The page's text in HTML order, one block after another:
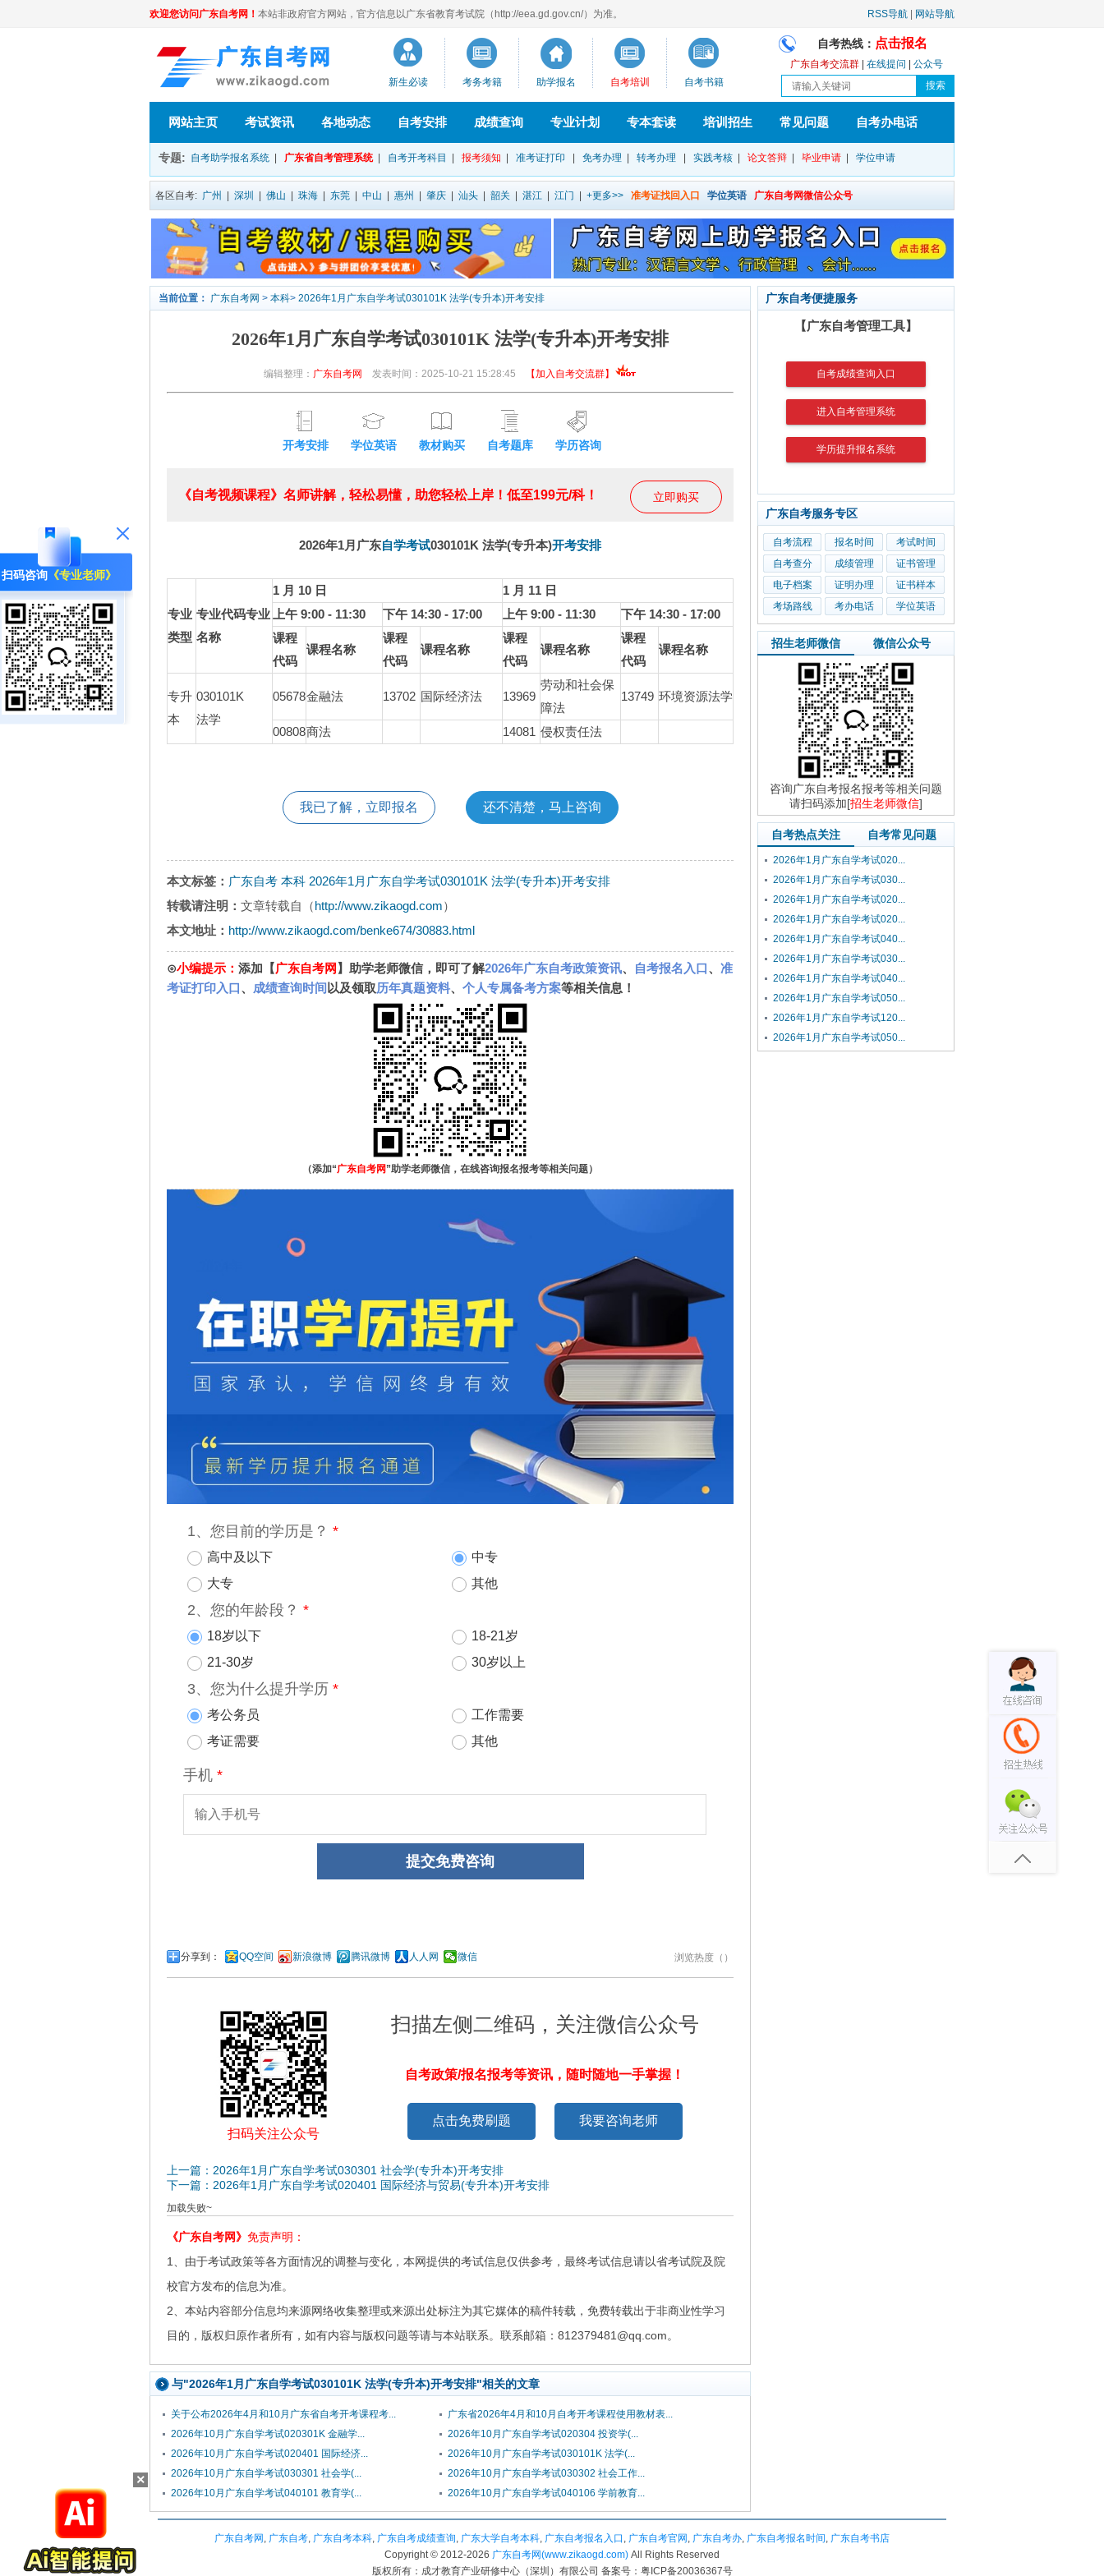
扫码咨询 《专业老师》
×
欢迎您访问广东自考网！ 本站非政府官方网站，官方信息以广东省教育考试院（http://eea.gd.gov.cn/）为准。 RSS导航 网站导航
新生必读 考务考籍 助学报名 自考培训 自考书籍
自考热线： 点击报名
广东自考交流群 在线提问 公众号
网站主页 考试资讯 各地动态 自考安排 成绩查询 专业计划 专本套读 培训招生 常见问题 自考办电话
专题: 自考助学报名系统 广东省自考管理系统 自考开考科目 报考须知 准考证打印 免考办理 转考办理 实践考核 论文答辩 毕业申请 学位申请
各区自考: 广州 深圳 佛山 珠海 东莞 中山 惠州 肇庆 汕头 韶关 湛江 江门 +更多>> 准考证找回入口 学位英语 广东自考网微信公众号
当前位置： 广东自考网 > 本科> 2026年1月广东自学考试030101K 法学(专升本)开考安排
2026年1月广东自学考试030101K 法学(专升本)开考安排
编辑整理： 广东自考网 发表时间：2025-10-21 15:28:45 【加入自考交流群】
开考安排 学位英语 教材购买 自考题库 学历咨询
立即购买
《自考视频课程》名师讲解，轻松易懂，助您轻松上岸！低至199元/科！
2026年1月广东自学考试030101K 法学(专升本)开考安排
专业
类型
专业代码专业
名称
1 月 10 日
1 月 11 日
上午 9:00 - 11:30
下午 14:30 - 17:00 上午 9:00 - 11:30
下午 14:30 - 17:00
课程
代码
课程名称
课程
代码
课程名称
课程
代码
课程名称
课程
代码
课程名称
专升
本
030101K
法学
05678金融法 13702 国际经济法 13969
劳动和社会保
障法
13749 环境资源法学
00808商法 14081 侵权责任法
我已了解，立即报名 还不清楚，马上咨询
本文标签： 广东自考 本科 2026年1月广东自学考试030101K 法学(专升本)开考安排
转载请注明： 文章转载自（http://www.zikaogd.com）
本文地址： http://www.zikaogd.com/benke674/30883.html
⊙小编提示： 添加【广东自考网 】助学老师微信，即可了解2026年广东自考政策资讯、 自考报名入口、 准
考证打印入口、 成绩查询时间 以及领取历年真题资料、 个人专属备考方案等相关信息！
（添加“广东自考网 ”助学老师微信，在线咨询报名报考等相关问题）
分享到： QQ空间 新浪微博 腾讯微博 人人网 微信 浏览热度（ ）
扫码关注公众号
扫描左侧二维码，关注微信公众号
自考政策/报名报考等资讯，随时随地一手掌握！
点击免费刷题 我要咨询老师
上一篇：2026年1月广东自学考试030301 社会学(专升本)开考安排
下一篇：2026年1月广东自学考试020401 国际经济与贸易(专升本)开考安排
加载失败~
《广东自考网》 免责声明：
1、由于考试政策等各方面情况的调整与变化，本网提供的考试信息仅供参考，最终考试信息请以省考试院及院
校官方发布的信息为准。
2、本站内容部分信息均来源网络收集整理或来源出处标注为其它媒体的稿件转载，免费转载出于非商业性学习
目的，版权归原作者所有，如有内容与版权问题等请与本站联系。联系邮箱：812379481@qq.com。
与"2026年1月广东自学考试030101K 法学(专升本)开考安排"相关的文章
关于公布2026年4月和10月广东省自考开考课程考...
广东省2026年4月和10月自考开考课程使用教材表...
2026年10月广东自学考试020301K 金融学...
2026年10月广东自学考试020304 投资学(...
2026年10月广东自学考试020401 国际经济...
2026年10月广东自学考试030101K 法学(...
2026年10月广东自学考试030301 社会学(...
2026年10月广东自学考试030302 社会工作...
2026年10月广东自学考试040101 教育学(...
2026年10月广东自学考试040106 学前教育...
广东自考便捷服务
【广东自考管理工具】
自考成绩查询入口
进入自考管理系统
学历提升报名系统
广东自考服务专区
自考流程 报名时间
考试时间
自考查分
成绩管理
证书管理
电子档案
证明办理
证书样本
考场路线
考办电话 学位英语
招生老师微信 微信公众号
咨询广东自考报名报考等相关问题
请扫码添加[招生老师微信]
自考热点关注 自考常见问题
2026年1月广东自学考试020...
2026年1月广东自学考试030...
2026年1月广东自学考试020...
2026年1月广东自学考试020...
2026年1月广东自学考试040...
2026年1月广东自学考试030...
2026年1月广东自学考试040...
2026年1月广东自学考试050...
2026年1月广东自学考试120...
2026年1月广东自学考试050...
广东自考网 , 广东自考, 广东自考本科, 广东自考成绩查询, 广东大学自考本科, 广东自考报名入口 , 广东自考官网 , 广东自考办, 广东自考报名时间, 广东自考书店
Copyright © 2012-2026 广东自考网(www.zikaogd.com) All Rights Reserved
版权所有：成才教育产业研修中心（深圳）有限公司 备案号：粤ICP备20036367号